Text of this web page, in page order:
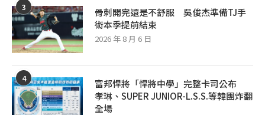
3
骨刺開完還是不舒服 吳俊杰準備TJ手
術本季提前結束
2026 年 8 月 6 日
4
富邦悍將「悍將中學」完整卡司公布
孝琳、SUPER JUNIOR-L.S.S.等韓團炸翻
全場